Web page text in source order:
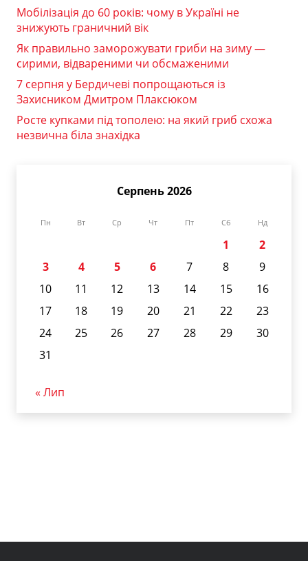
Мобілізація до 60 років: чому в Україні не
знижують граничний вік
Як правильно заморожувати гриби на зиму —
сирими, відвареними чи обсмаженими
7 серпня у Бердичеві попрощаються із
Захисником Дмитром Плаксюком
Росте купками під тополею: на який гриб схожа
незвична біла знахідка
Серпень 2026
Пн Вт Ср Чт Пт Сб Нд
1
2
3
4 5 6 7 8
9
10
11 12 13 14 15
16
17
18 19 20 21 22
23
24
25 26 27 28 29
30
31
« Лип